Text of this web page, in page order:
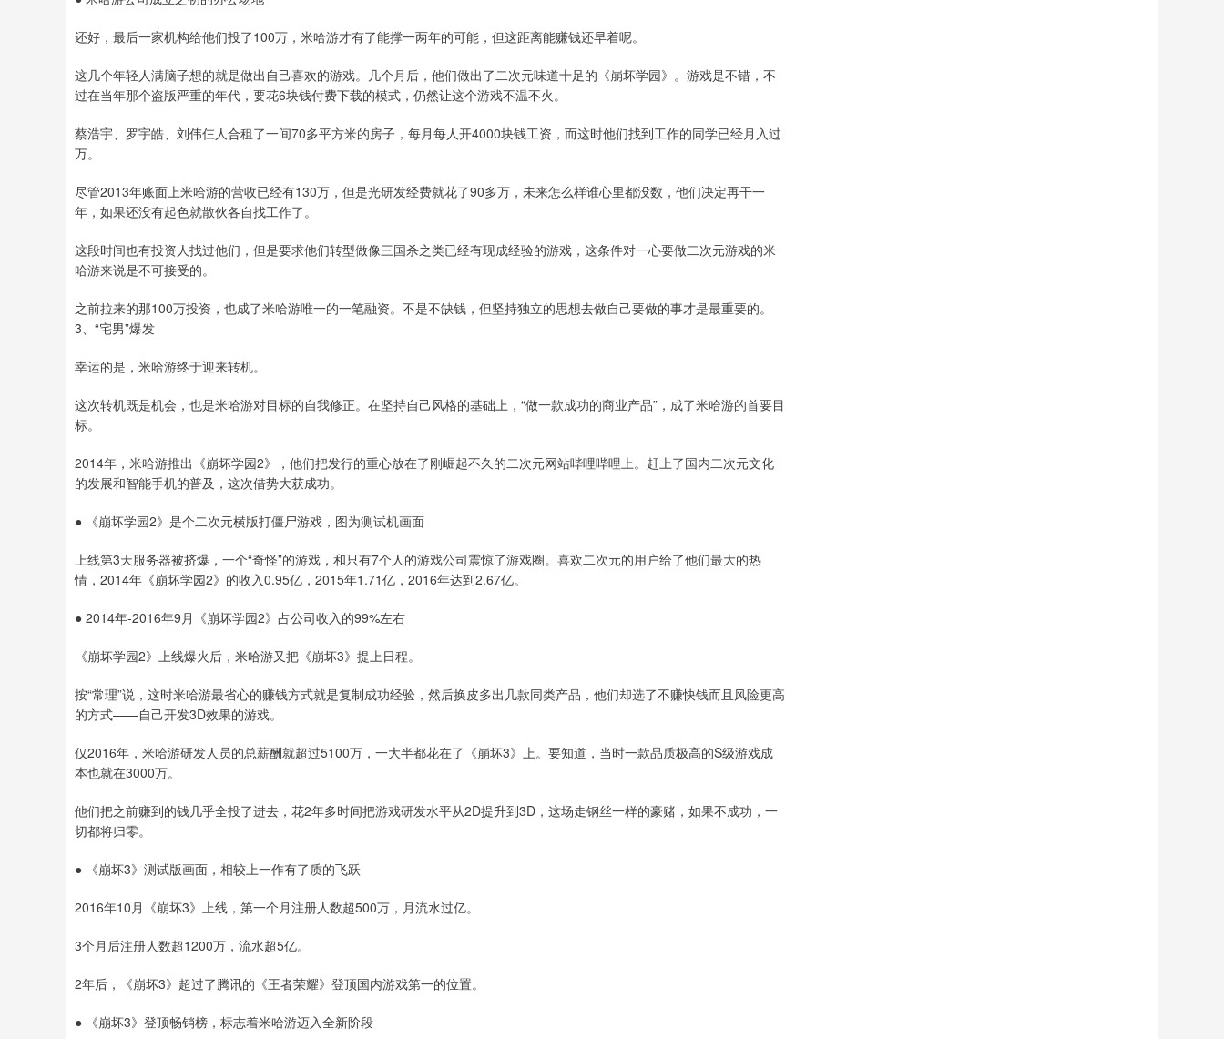
还好，最后一家机构给他们投了100万，米哈游才有了能撑一两年的可能，但这距离能赚钱还早着呢。
这几个年轻人满脑子想的就是做出自己喜欢的游戏。几个月后，他们做出了二次元味道十足的《崩坏学园》。游戏是不错，不
过在当年那个盗版严重的年代，要花6块钱付费下载的模式，仍然让这个游戏不温不火。
蔡浩宇、罗宇皓、刘伟仨人合租了一间70多平方米的房子，每月每人开4000块钱工资，而这时他们找到工作的同学已经月入过
万。
尽管2013年账面上米哈游的营收已经有130万，但是光研发经费就花了90多万，未来怎么样谁心里都没数，他们决定再干一
年，如果还没有起色就散伙各自找工作了。
这段时间也有投资人找过他们，但是要求他们转型做像三国杀之类已经有现成经验的游戏，这条件对一心要做二次元游戏的米
哈游来说是不可接受的。
之前拉来的那100万投资，也成了米哈游唯一的一笔融资。不是不缺钱，但坚持独立的思想去做自己要做的事才是最重要的。
3、“宅男”爆发
幸运的是，米哈游终于迎来转机。
这次转机既是机会，也是米哈游对目标的自我修正。在坚持自己风格的基础上，“做一款成功的商业产品”，成了米哈游的首要目
标。
2014年，米哈游推出《崩坏学园2》，他们把发行的重心放在了刚崛起不久的二次元网站哔哩哔哩上。赶上了国内二次元文化
的发展和智能手机的普及，这次借势大获成功。
● 《崩坏学园2》是个二次元横版打僵尸游戏，图为测试机画面
上线第3天服务器被挤爆，一个“奇怪”的游戏，和只有7个人的游戏公司震惊了游戏圈。喜欢二次元的用户给了他们最大的热
情，2014年《崩坏学园2》的收入0.95亿，2015年1.71亿，2016年达到2.67亿。
● 2014年-2016年9月《崩坏学园2》占公司收入的99%左右
《崩坏学园2》上线爆火后，米哈游又把《崩坏3》提上日程。
按“常理”说，这时米哈游最省心的赚钱方式就是复制成功经验，然后换皮多出几款同类产品，他们却选了不赚快钱而且风险更高
的方式——自己开发3D效果的游戏。
仅2016年，米哈游研发人员的总薪酬就超过5100万，一大半都花在了《崩坏3》上。要知道，当时一款品质极高的S级游戏成
本也就在3000万。
他们把之前赚到的钱几乎全投了进去，花2年多时间把游戏研发水平从2D提升到3D，这场走钢丝一样的豪赌，如果不成功，一
切都将归零。
● 《崩坏3》测试版画面，相较上一作有了质的飞跃
2016年10月《崩坏3》上线，第一个月注册人数超500万，月流水过亿。
3个月后注册人数超1200万，流水超5亿。
2年后，《崩坏3》超过了腾讯的《王者荣耀》登顶国内游戏第一的位置。
● 《崩坏3》登顶畅销榜，标志着米哈游迈入全新阶段